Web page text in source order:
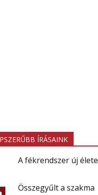
ÍRÁSAINK
A fékrendszer új élete
Összegyűlt a szakma